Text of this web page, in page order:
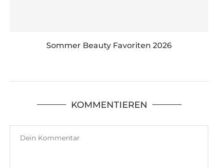
Sommer Beauty Favoriten 2026
KOMMENTIEREN